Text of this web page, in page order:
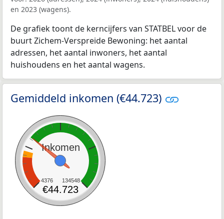
en 2023 (wagens).
De grafiek toont de kerncijfers van STATBEL voor de
buurt Zichem-Verspreide Bewoning: het aantal
adressen, het aantal inwoners, het aantal
huishoudens en het aantal wagens.
Gemiddeld inkomen (€44.723)
Inkomen
4376 134548
€44.723